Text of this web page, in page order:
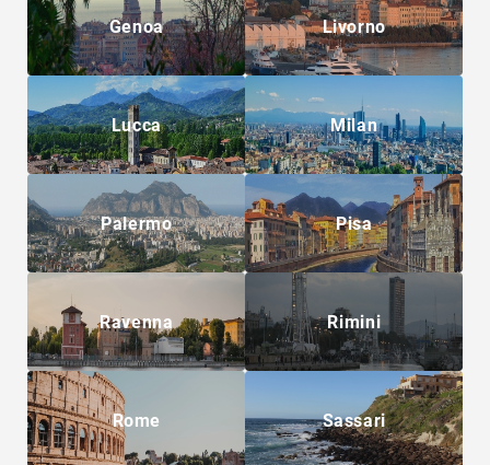
Genoa Livorno
Lucca Milan
Palermo Pisa
Ravenna Rimini
Rome Sassari